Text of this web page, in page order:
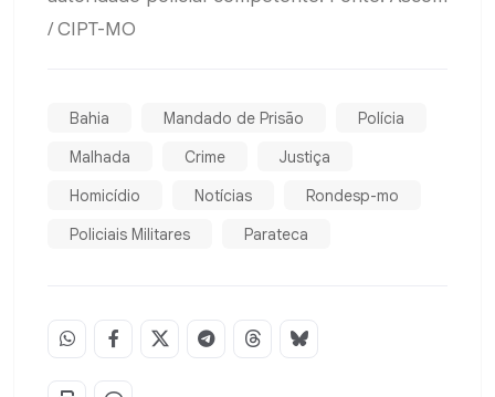
/ CIPT-MO
Bahia Mandado de Prisão
Polícia
Malhada
Crime
Justiça
Homicídio
Notícias
Rondesp-mo
Policiais Militares
Parateca